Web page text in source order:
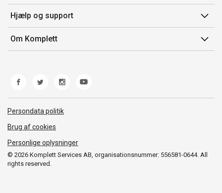
Ordrehistorik
Gavekort
Salgsbetingelser
Mærker/producent
Fortrydelsesret
Hjælp og support
Kontakt os
Kundeservice
Fejl/Mangler
Fragt og levering
Om Komplett
© 2026 Komplett Services AB, organisationsnummer: 556581-0644. All
rights reserved.
Persondata politik
Brug af cookies
Personlige oplysninger